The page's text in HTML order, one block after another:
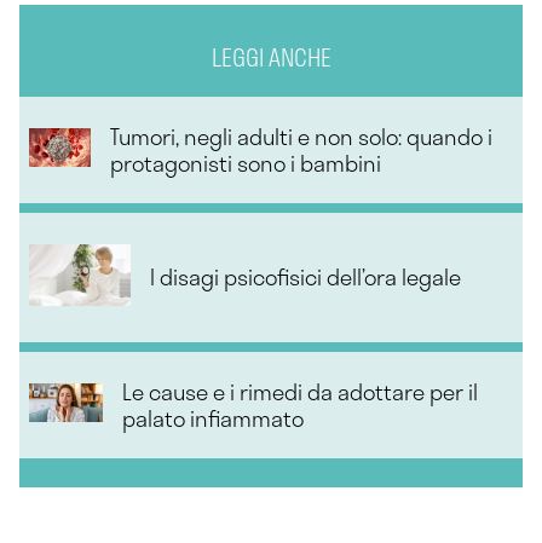
LEGGI ANCHE
Tumori, negli adulti e non solo: quando i
protagonisti sono i bambini
I disagi psicofisici dell’ora legale
Le cause e i rimedi da adottare per il
palato infiammato